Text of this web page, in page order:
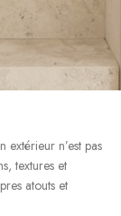
n’est pas
textures et
atouts et